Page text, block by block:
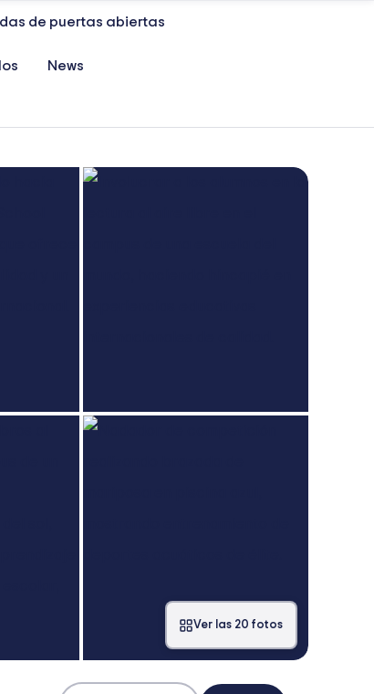
de puertas abiertas
News
Ver las 20 fotos